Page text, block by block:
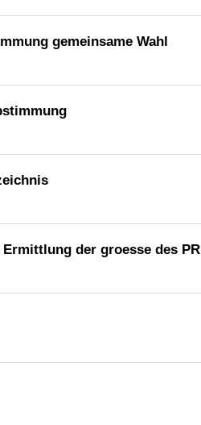
gemeinsame Wahl
der groesse des PR